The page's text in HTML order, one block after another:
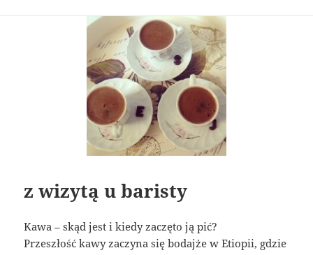
z wizytą u baristy
Kawa – skąd jest i kiedy zaczęto ją pić?
Przeszłość kawy zaczyna się bodajże w Etiopii, gdzie